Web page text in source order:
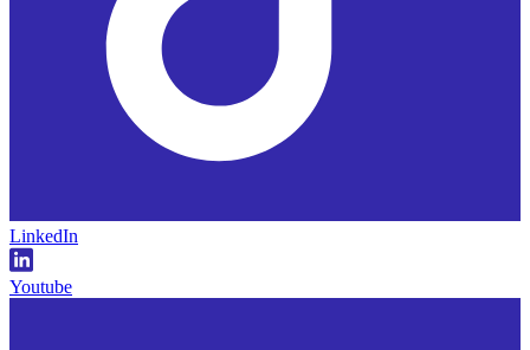
LinkedIn
Youtube